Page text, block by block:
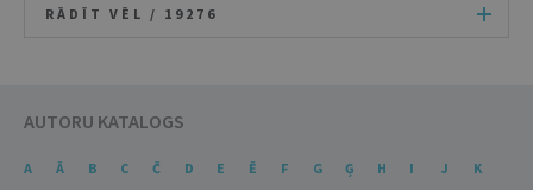
RĀDĪT VĒL / 19276
AUTORU KATALOGS
A Ā B C Č D E Ē F G Ģ H I J
K